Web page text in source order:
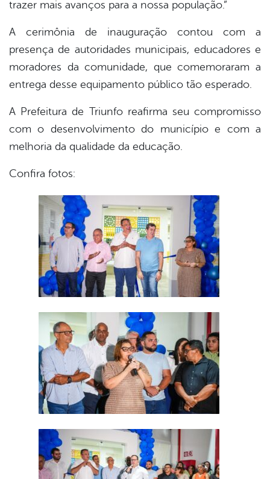
trazer mais avanços para a nossa população.”
A cerimônia de inauguração contou com a
presença de autoridades municipais, educadores e
moradores da comunidade, que comemoraram a
entrega desse equipamento público tão esperado.
A Prefeitura de Triunfo reafirma seu compromisso
com o desenvolvimento do município e com a
melhoria da qualidade da educação.
Confira fotos: